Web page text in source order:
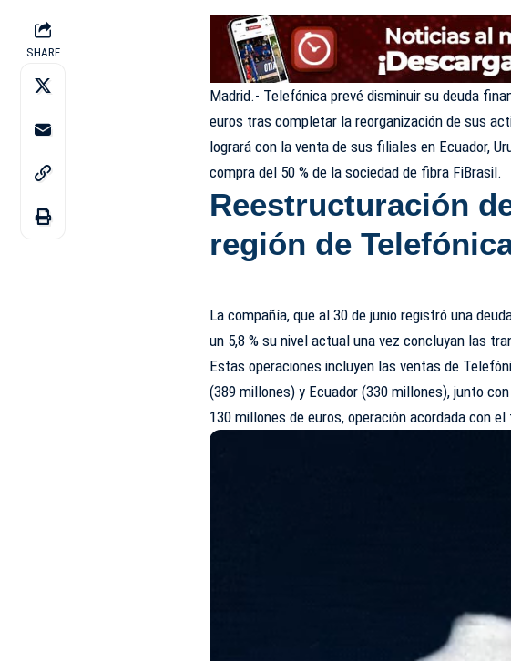
SHARE
Madrid.- Telefónica prevé disminuir su deuda
euros tras completar la reorganización de sus
logrará con la venta de sus filiales en Ecuador,
compra del 50 % de la sociedad de fibra FiBrasil.
Reestructuración
región de
La compañía, que al 30 de junio registró una
un 5,8 % su nivel actual una vez concluyan las
Estas operaciones incluyen las ventas de
(389 millones) y Ecuador (330 millones), junto
130 millones de euros, operación acordada con